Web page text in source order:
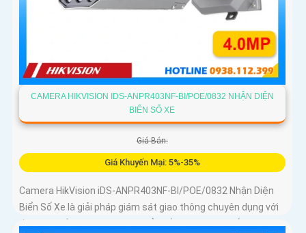
CAMERA HIKVISION IDS-ANPR403NF-BI/POE/0832 NHẬN DIỆN
BIỂN SỐ XE
Giá Bán:
Giá Khuyến Mại: 5%-35%
Camera HikVision iDS-ANPR403NF-BI/POE/0832 Nhận Diện
Biển Số Xe là giải pháp giám sát giao thông chuyên dụng với
độ phân giải 4MP nhận diện biển số phương tiện tốc độ từ 5